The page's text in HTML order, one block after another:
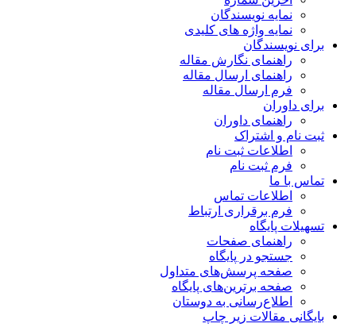
نمایه نویسندگان
نمایه واژه های کلیدی
برای نویسندگان
راهنمای نگارش مقاله
راهنمای ارسال مقاله
فرم ارسال مقاله
برای داوران
راهنمای داوران
ثبت نام و اشتراک
اطلاعات ثبت نام
فرم ثبت نام
تماس با ما
اطلاعات تماس
فرم برقراری ارتباط
تسهیلات پایگاه
راهنمای صفحات
جستجو در پایگاه
صفحه پرسش‌های متداول
صفحه برترین‌های پایگاه
اطلاع‌رسانی به دوستان
بایگانی مقالات زیر چاپ